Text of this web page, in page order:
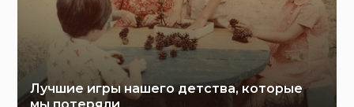
Лучшие игры нашего детства, которые